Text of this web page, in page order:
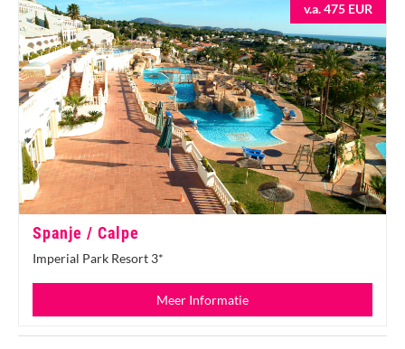
v.a. 475 EUR
Spanje / Calpe
Imperial Park Resort 3*
Meer Informatie